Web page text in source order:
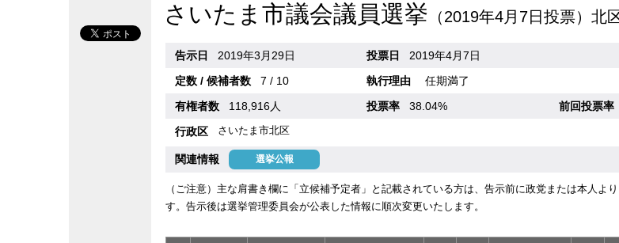
さいたま市議会議員選挙 （2019年4月7日投票）北
告示日 2019年3月29日 投票日
2019年4月7日
定数 / 候補者数
7 / 10 執行理由
任期満了
有権者数
118,916人 投票率 38.04%
前回投票率
行政区
さいたま市北区
関連情報 選挙公報
（ご注意）主な肩書き欄に「立候補予定者」と記載されている方は、告示前に政党または本人よ
す。告示後は選挙管理委員会が公表した情報に順次変更いたします。